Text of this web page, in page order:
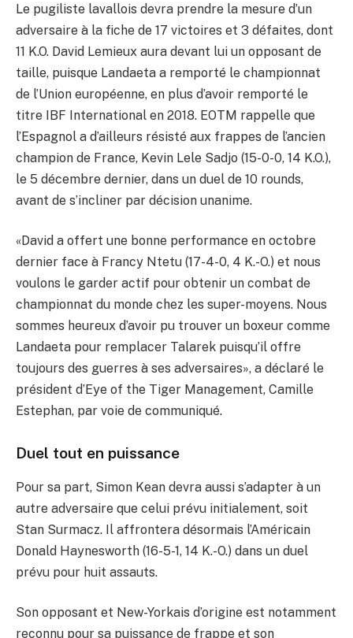
Le pugiliste lavallois devra prendre la mesure d’un
adversaire à la fiche de 17 victoires et 3 défaites, dont
11 K.O. David Lemieux aura devant lui un opposant de
taille, puisque Landaeta a remporté le championnat
de l’Union européenne, en plus d’avoir remporté le
titre IBF International en 2018. EOTM rappelle que
l’Espagnol a d’ailleurs résisté aux frappes de l’ancien
champion de France, Kevin Lele Sadjo (15-0-0, 14 K.O.),
le 5 décembre dernier, dans un duel de 10 rounds,
avant de s’incliner par décision unanime.
«David a offert une bonne performance en octobre
dernier face à Francy Ntetu (17-4-0, 4 K.-O.) et nous
voulons le garder actif pour obtenir un combat de
championnat du monde chez les super-moyens. Nous
sommes heureux d’avoir pu trouver un boxeur comme
Landaeta pour remplacer Talarek puisqu’il offre
toujours des guerres à ses adversaires», a déclaré le
président d’Eye of the Tiger Management, Camille
Estephan, par voie de communiqué.
Duel tout en puissance
Pour sa part, Simon Kean devra aussi s’adapter à un
autre adversaire que celui prévu initialement, soit
Stan Surmacz. Il affrontera désormais l’Américain
Donald Haynesworth (16-5-1, 14 K.-O.) dans un duel
prévu pour huit assauts.
Son opposant et New-Yorkais d’origine est notamment
reconnu pour sa puissance de frappe et son